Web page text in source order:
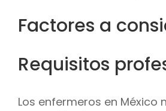
Factores a
Requisitos
Los enfermeros en